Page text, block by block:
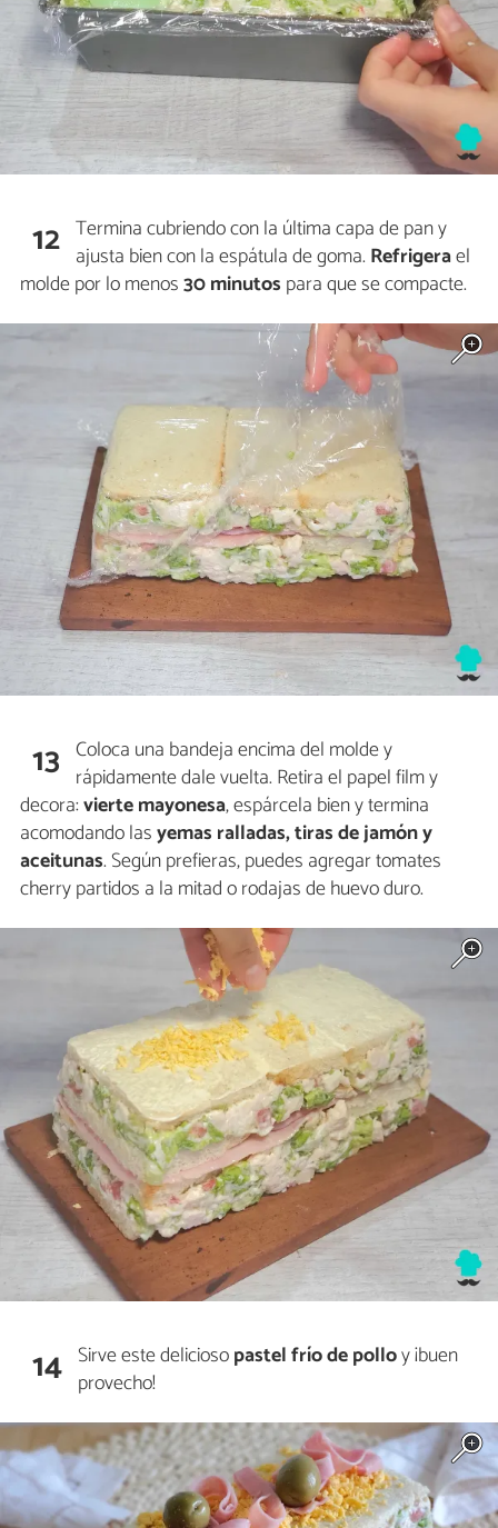
12 Termina cubriendo con la última capa de pan y
ajusta bien con la espátula de goma. Refrigerael
molde por lo menos30 minutos para que se compacte.
13 Coloca una bandeja encima del molde y
rápidamente dale vuelta. Retira el papel film y
decora:vierte mayonesa, espárcela bien y termina
acomodando lasyemas ralladas, tiras de jamón y
aceitunas. Según prefieras, puedes agregar tomates
cherry partidos a la mitad o rodajas de huevo duro.
14 Sirve este deliciosopastel frío de polloy ¡buen
provecho!